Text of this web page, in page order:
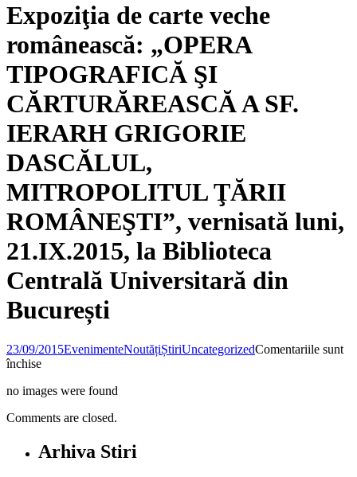
Expoziţia de carte veche
românească: „OPERA
TIPOGRAFICĂ ŞI
CĂRTURĂREASCĂ A SF.
IERARH GRIGORIE
DASCĂLUL,
MITROPOLITUL ŢĂRII
ROMÂNEŞTI”, vernisată luni,
21.IX.2015, la Biblioteca
Centrală Universitară din
București
23/09/2015EvenimenteNoutățiȘtiriUncategorizedComentariile sunt
închisepentru
de
veche
„OPERA
no images were found
Comments are closed.
Arhiva Stiri